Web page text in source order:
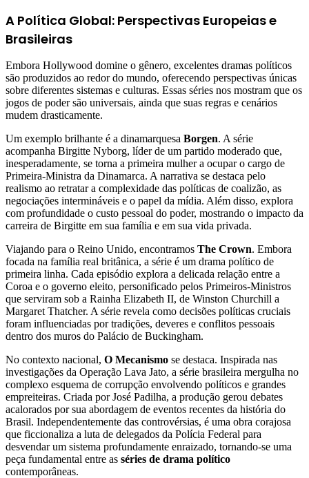
A Política Global: Perspectivas Europeias e
Brasileiras
Embora Hollywood domine o gênero, excelentes dramas políticos
são produzidos ao redor do mundo, oferecendo perspectivas únicas
sobre diferentes sistemas e culturas. Essas séries nos mostram que os
jogos de poder são universais, ainda que suas regras e cenários
mudem drasticamente.
Um exemplo brilhante é a dinamarquesa Borgen. A série
acompanha Birgitte Nyborg, líder de um partido moderado que,
inesperadamente, se torna a primeira mulher a ocupar o cargo de
Primeira-Ministra da Dinamarca. A narrativa se destaca pelo
realismo ao retratar a complexidade das políticas de coalizão, as
negociações intermináveis e o papel da mídia. Além disso, explora
com profundidade o custo pessoal do poder, mostrando o impacto da
carreira de Birgitte em sua família e em sua vida privada.
Viajando para o Reino Unido, encontramos The Crown. Embora
focada na família real britânica, a série é um drama político de
primeira linha. Cada episódio explora a delicada relação entre a
Coroa e o governo eleito, personificado pelos Primeiros-Ministros
que serviram sob a Rainha Elizabeth II, de Winston Churchill a
Margaret Thatcher. A série revela como decisões políticas cruciais
foram influenciadas por tradições, deveres e conflitos pessoais
dentro dos muros do Palácio de Buckingham.
No contexto nacional, O Mecanismo se destaca. Inspirada nas
investigações da Operação Lava Jato, a série brasileira mergulha no
complexo esquema de corrupção envolvendo políticos e grandes
empreiteiras. Criada por José Padilha, a produção gerou debates
acalorados por sua abordagem de eventos recentes da história do
Brasil. Independentemente das controvérsias, é uma obra corajosa
que ficcionaliza a luta de delegados da Polícia Federal para
desvendar um sistema profundamente enraizado, tornando-se uma
peça fundamental entre as séries de drama político
contemporâneas.